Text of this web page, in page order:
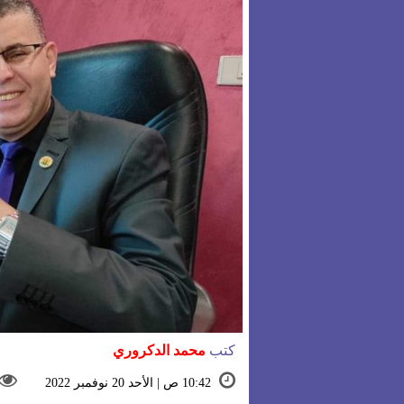
كتب محمد الدكروري
10:42 ص | الأحد 20 نوفمبر 2022